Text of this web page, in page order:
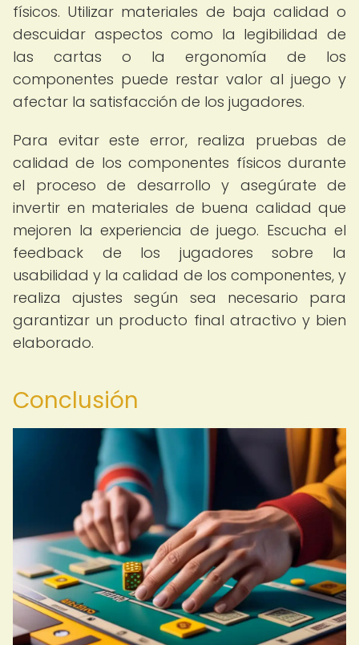
físicos. Utilizar materiales de baja calidad o
descuidar aspectos como la legibilidad de
las cartas o la ergonomía de los
componentes puede restar valor al juego y
afectar la satisfacción de los jugadores.
Para evitar este error, realiza pruebas de
calidad de los componentes físicos durante
el proceso de desarrollo y asegúrate de
invertir en materiales de buena calidad que
mejoren la experiencia de juego. Escucha el
feedback de los jugadores sobre la
usabilidad y la calidad de los componentes, y
realiza ajustes según sea necesario para
garantizar un producto final atractivo y bien
elaborado.
Conclusión